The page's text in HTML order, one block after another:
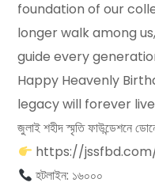
foundation of our
longer walk among
guide every
Happy Heavenly
legacy will forever
জুলাই শহীদ স্মৃতি ফাউন্ডেশনে
https://
হটলাইন: ১৬০০০